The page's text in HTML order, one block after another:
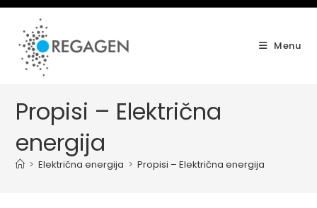
Skip
content
Menu
Propisi – Električna
energija
> Električna energija > Propisi – Električna energija